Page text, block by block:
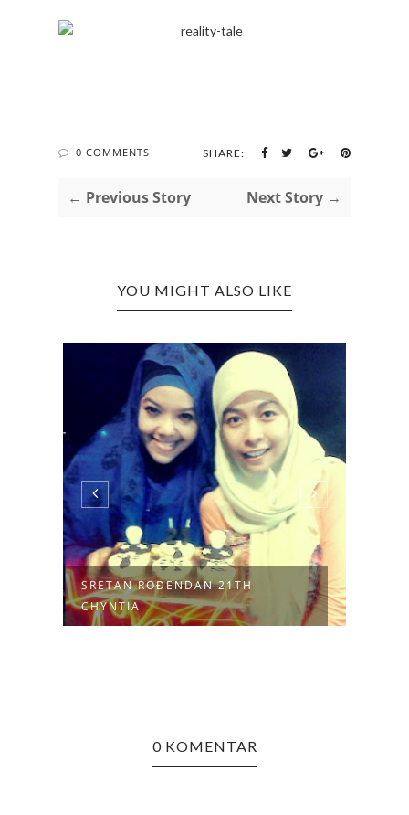
0 COMMENTS SHARE:
← Previous Story Next Story →
YOU MIGHT ALSO LIKE
SRETAN ROĐENDAN 21TH
CHYNTIA
0 KOMENTAR